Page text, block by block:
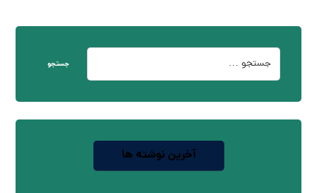
جستجو
آخرین نوشته ها